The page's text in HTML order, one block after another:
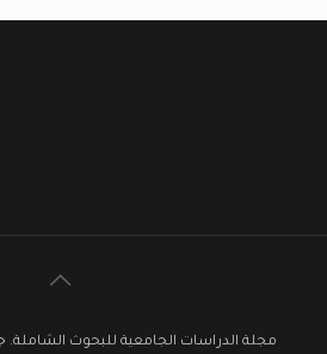
مجلة الدراسات الجامعية للبحوث